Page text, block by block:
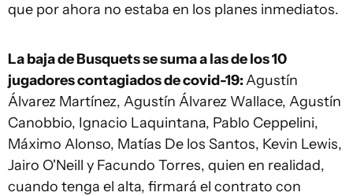
que por ahora no estaba en los planes inmediatos.
La baja de Busquets se suma a las de los 10
jugadores contagiados de covid-19:Agustín
Álvarez Martínez, Agustín Álvarez Wallace, Agustín
Canobbio, Ignacio Laquintana, Pablo Ceppelini,
Máximo Alonso, Matías De los Santos, Kevin Lewis,
Jairo O'Neill y Facundo Torres, quien en realidad,
cuando tenga el alta, firmará el contrato con